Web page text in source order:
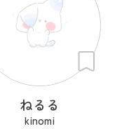
ねるる
kinomi